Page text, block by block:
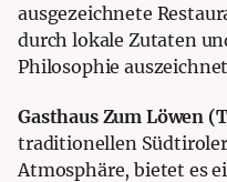
ausgezeichnete
durch lokale Zutaten
Philosophie
Gasthaus Zum Löwen
traditionellen
Atmosphäre, bietet es